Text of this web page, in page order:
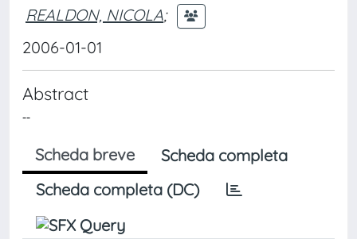
REALDON, NICOLA;
2006-01-01
Abstract
--
Scheda breve
Scheda completa
Scheda completa (DC)